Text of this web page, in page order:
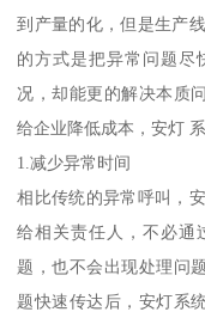
到产量的化，但是生产
的方式是把异常问题尽
况，却能更的解决本质
给企业降低成本，安灯
1.减少异常时间
相比传统的异常呼叫，
给相关责任人，不必通
题，也不会出现处理问
题快速传达后，安灯系